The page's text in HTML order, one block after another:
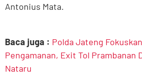
Antonius Mata.
Baca juga : Polda Jateng
Pengamanan, Exit Tol Prambanan
Nataru